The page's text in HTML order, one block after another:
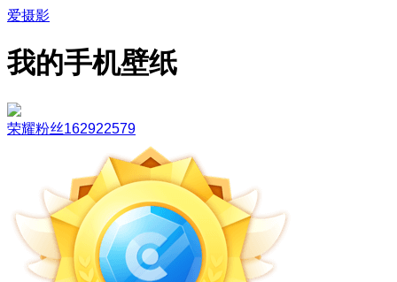
爱摄影
我的手机壁纸
荣耀粉丝162922579